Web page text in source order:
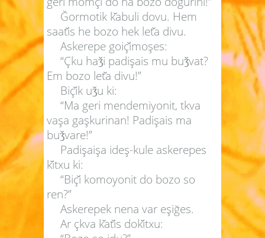
Ğormotik kabuli dovu. Hem
saatis he bozo hek leta divu.
Askerepe goiçimoşes:
“Çku haǯi padişais mu buǯvat?
Em bozo leta divu!”
Biçik uǯu ki:
“Ma geri mendemiyonit, tkva
vaşa gaşkurinan! Padişais ma
buǯvare!”
Padişaişa ideş-kule askerepes
kitxu ki:
“Biçi komoyonit do bozo so
ren?”
Askerepek nena var eşiğes.
Ar çkva katis dokitxu: